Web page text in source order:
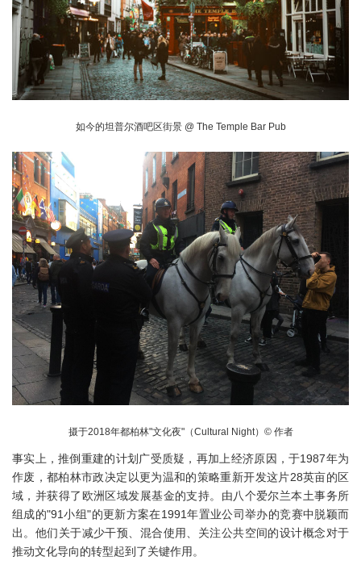
如今的坦普尔酒吧区街景 @ The Temple Bar Pub
摄于2018年都柏林"文化夜"（Cultural Night）© 作者
事实上，推倒重建的计划广受质疑，再加上经济原因，于1987年为
作废，都柏林市政决定以更为温和的策略重新开发这片28英亩的区
域，并获得了欧洲区域发展基金的支持。由八个爱尔兰本土事务所
组成的"91小组"的更新方案在1991年置业公司举办的竞赛中脱颖而
出。他们关于减少干预、混合使用、关注公共空间的设计概念对于
推动文化导向的转型起到了关键作用。